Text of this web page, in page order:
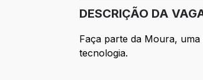
DESCRIÇÃO DA
Faça parte da Moura,
tecnologia.